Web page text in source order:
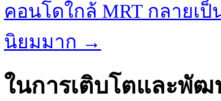
คอนโดใกล้ MRT กลายเ
นิยมมาก →
ในการเติบโตและพั